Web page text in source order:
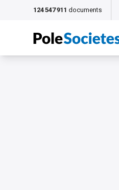
124 547 911 documents